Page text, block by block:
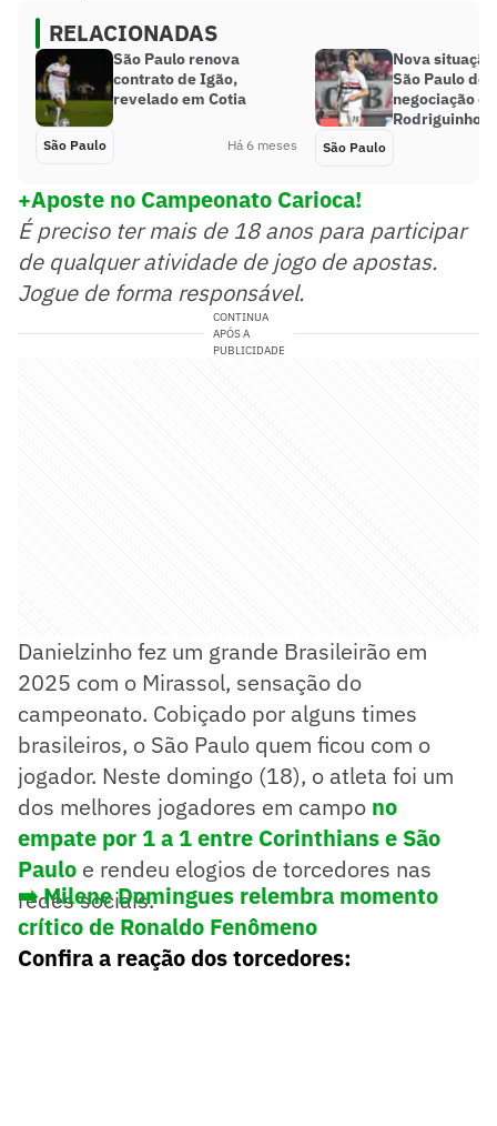
RELACIONADAS
São Paulo renova
contrato de Igão,
revelado em Cotia
São Paulo Há 6 meses
Nova
São Paulo
negociação de
Rodriguinho
São Paulo
+Aposte no Campeonato Carioca!
É preciso ter mais de 18 anos para participar
de qualquer atividade de jogo de apostas.
Jogue de forma responsável.
CONTINUA
APÓS A
PUBLICIDADE
Danielzinho fez um grande Brasileirão em
2025 com o Mirassol, sensação do
campeonato. Cobiçado por alguns times
brasileiros, o São Paulo quem ficou com o
jogador. Neste domingo (18), o atleta foi um
dos melhores jogadores em campo no
empate por 1 a 1 entre Corinthians e São
Paulo e rendeu elogios de torcedores nas
redes sociais.
➡️ Milene Domingues relembra momento
crítico de Ronaldo Fenômeno
Confira a reação dos torcedores: